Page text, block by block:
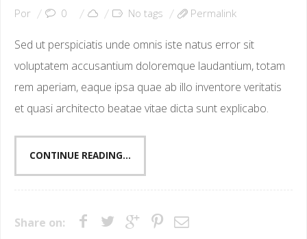
Por 0 No tags Permalink
Sed ut perspiciatis unde omnis iste natus error sit
voluptatem accusantium doloremque laudantium, totam
rem aperiam, eaque ipsa quae ab illo inventore veritatis
et quasi architecto beatae vitae dicta sunt explicabo.
CONTINUE READING...
Share on: